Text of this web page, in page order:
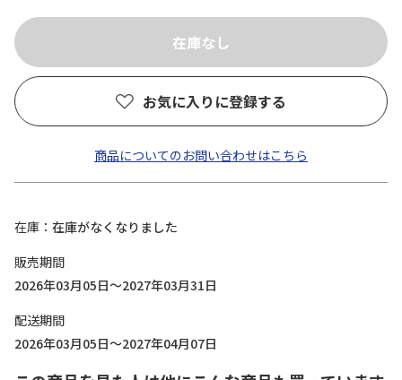
お気に入りに登録する
商品についてのお問い合わせはこちら
在庫
在庫がなくなりました
販売期間
2026年03月05日～2027年03月31日
配送期間
2026年03月05日～2027年04月07日